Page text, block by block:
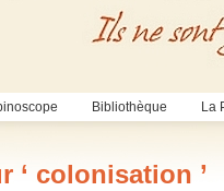
Bibliothèque La
‘ colonisation ’